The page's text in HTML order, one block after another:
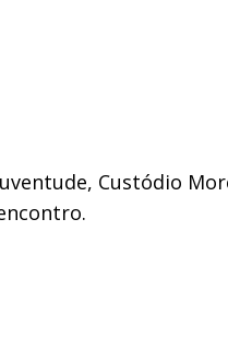
Custódio